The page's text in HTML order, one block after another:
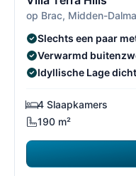
op Brac, Midden-
Slechts een paar
Verwarmd
Idyllische Lage
4 Slaapkamers
190 m²